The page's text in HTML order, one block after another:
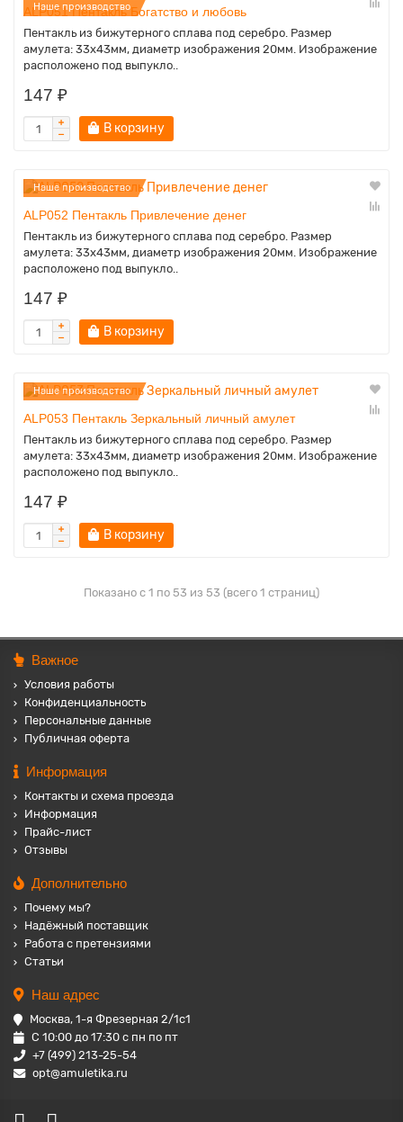
Наше производство
ALP051 Пентакль Богатство и любовь
Пентакль из бижутерного сплава под серебро. Размер
амулета: 33х43мм, диаметр изображения 20мм. Изображение
расположено под выпукло..
147 ₽
В корзину
Наше производство
ALP052 Пентакль Привлечение денег
Пентакль из бижутерного сплава под серебро. Размер
амулета: 33х43мм, диаметр изображения 20мм. Изображение
расположено под выпукло..
147 ₽
В корзину
Наше производство
ALP053 Пентакль Зеркальный личный амулет
Пентакль из бижутерного сплава под серебро. Размер
амулета: 33х43мм, диаметр изображения 20мм. Изображение
расположено под выпукло..
147 ₽
В корзину
Показано с 1 по 53 из 53 (всего 1 страниц)
Важное
Условия работы
Конфиденциальность
Персональные данные
Публичная оферта
Информация
Контакты и схема проезда
Информация
Прайс-лист
Отзывы
Дополнительно
Почему мы?
Надёжный поставщик
Работа с претензиями
Статьи
Наш адрес
Москва, 1-я Фрезерная 2/1с1
С 10:00 до 17:30 с пн по пт
+7 (499) 213-25-54
opt@amuletika.ru